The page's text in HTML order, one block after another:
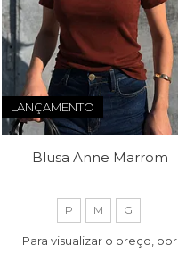
LANÇAMENTO
Blusa Anne Marrom
P M G
Para visualizar o preço, por